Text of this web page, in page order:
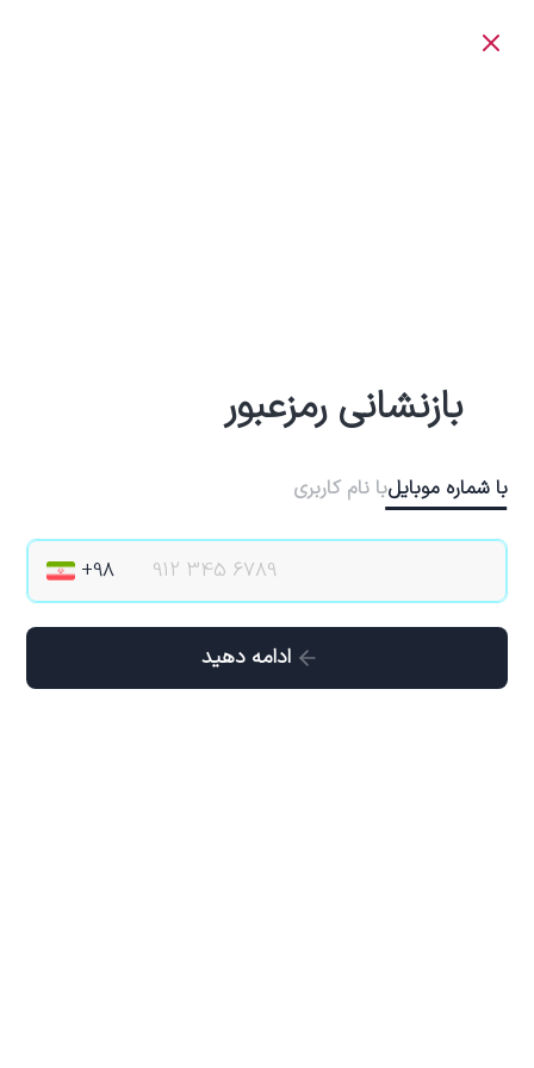
بازنشانی رمزعبور
با شماره موبایلبا نام کاربری
ادامه دهید